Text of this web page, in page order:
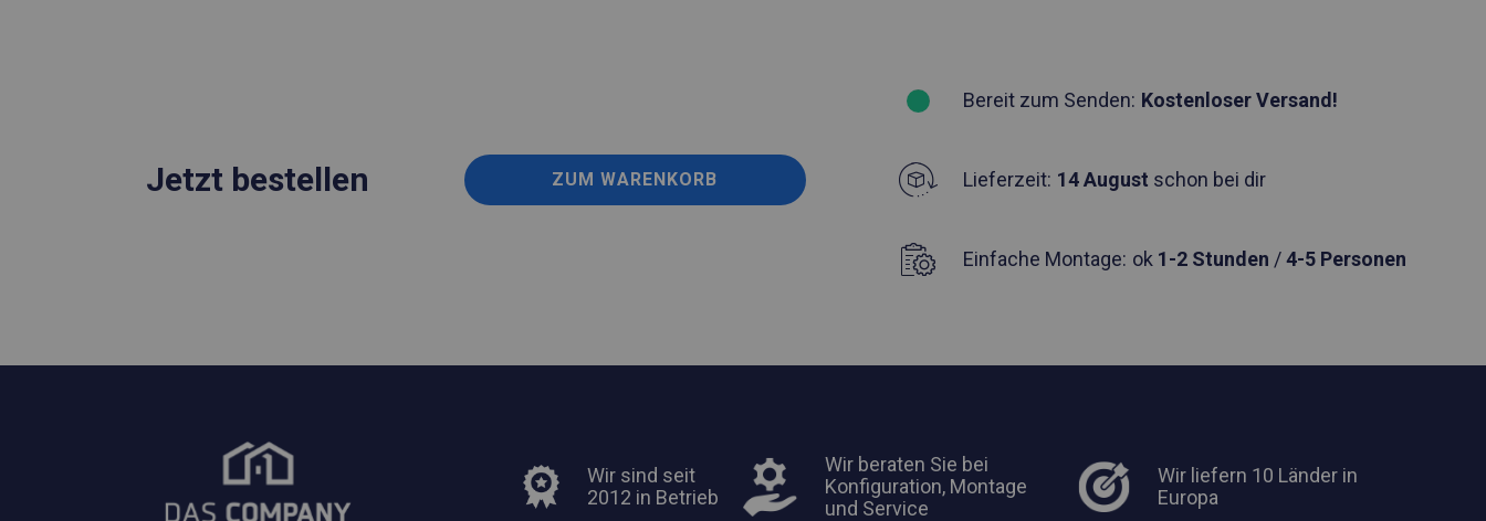
Jetzt bestellen ZUM WARENKORB
Bereit zum Senden: Kostenloser Versand!
Lieferzeit: 14 August schon bei dir
Einfache Montage: ok 1-2 Stunden /4-5 Personen
Wir sind seit
2012 in Betrieb
Wir beraten Sie bei
Konfiguration, Montage
und Service
Wir liefern 10 Länder in
Europa